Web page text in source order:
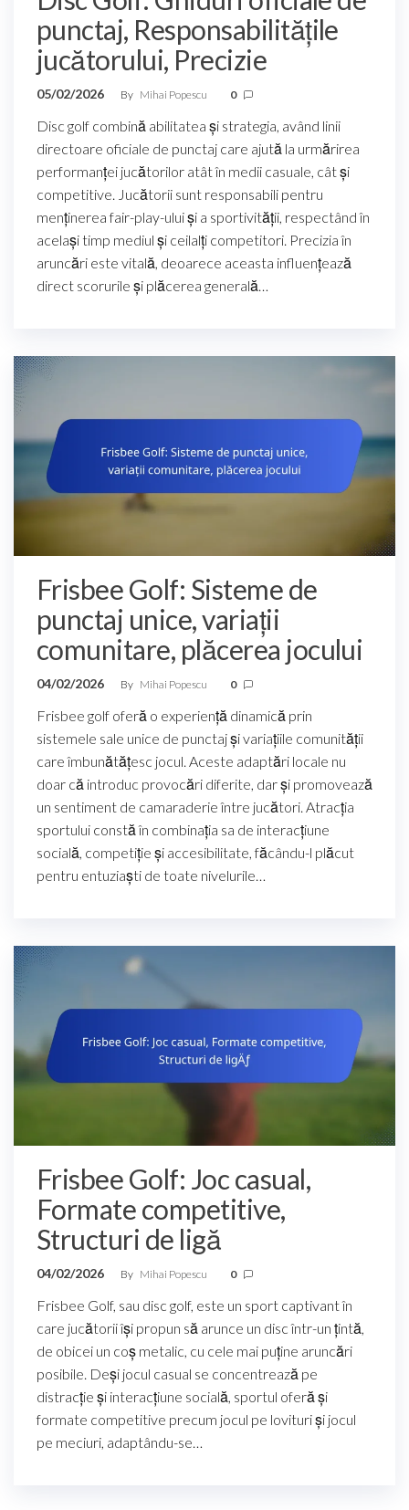
punctaj, Responsabilitățile
jucătorului, Precizie
05/02/2026 By Mihai Popescu 0
Disc golf combină abilitatea și strategia, având linii
directoare oficiale de punctaj care ajută la urmărirea
performanței jucătorilor atât în medii casuale, cât și
competitive. Jucătorii sunt responsabili pentru
menținerea fair-play-ului și a sportivității, respectând în
același timp mediul și ceilalți competitori. Precizia în
aruncări este vitală, deoarece aceasta influențează
direct scorurile și plăcerea generală…
Frisbee Golf: Sisteme de
punctaj unice, variații
comunitare, plăcerea jocului
04/02/2026 By Mihai Popescu 0
Frisbee golf oferă o experiență dinamică prin
sistemele sale unice de punctaj și variațiile comunității
care îmbunătățesc jocul. Aceste adaptări locale nu
doar că introduc provocări diferite, dar și promovează
un sentiment de camaraderie între jucători. Atracția
sportului constă în combinația sa de interacțiune
socială, competiție și accesibilitate, făcându-l plăcut
pentru entuziaști de toate nivelurile…
Frisbee Golf: Joc casual,
Formate competitive,
Structuri de ligă
04/02/2026 By Mihai Popescu 0
Frisbee Golf, sau disc golf, este un sport captivant în
care jucătorii își propun să arunce un disc într-un țintă,
de obicei un coș metalic, cu cele mai puține aruncări
posibile. Deși jocul casual se concentrează pe
distracție și interacțiune socială, sportul oferă și
formate competitive precum jocul pe lovituri și jocul
pe meciuri, adaptându-se…